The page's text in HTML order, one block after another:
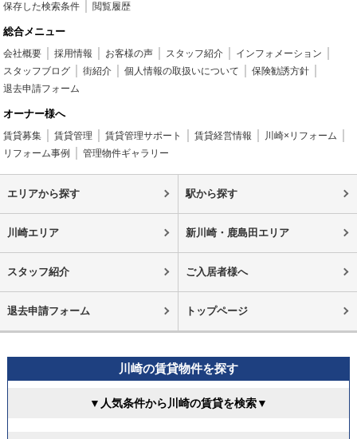
保存した検索条件
閲覧履歴
総合メニュー
会社概要 採用情報 お客様の声 スタッフ紹介
インフォメーション
スタッフブログ
街紹介 個人情報の取扱いについて
保険勧誘方針
退去申請フォーム
オーナー様へ
賃貸募集 賃貸管理 賃貸管理サポート 賃貸経営情報
川崎×リフォーム
リフォーム事例
管理物件ギャラリー
エリアから探す 駅から探す
川崎エリア 新川崎・鹿島田エリア
スタッフ紹介 ご入居者様へ
退去申請フォーム トップページ
川崎の賃貸物件を探す
▼人気条件から川崎の賃貸を検索▼